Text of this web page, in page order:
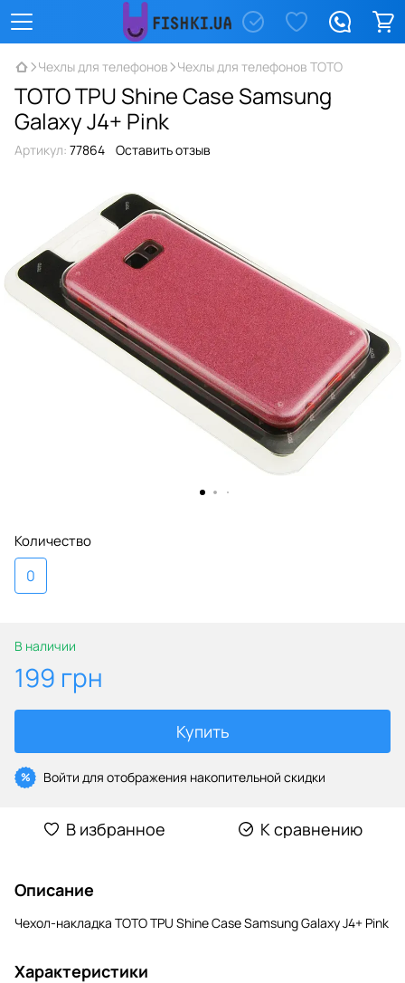
Чехлы для телефонов Чехлы для телефонов TOTO
TOTO TPU Shine Case Samsung
Galaxy J4+ Pink
Артикул: 77864 Оставить отзыв
Количество
0
В наличии
199 грн
Купить
% Войти для отображения накопительной скидки
В избранное К сравнению
Описание
Чехол-накладка TOTO TPU Shine Case Samsung Galaxy J4+ Pink
Характеристики